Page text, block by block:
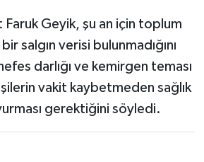
Geyik, şu an için toplum
salgın verisi bulunmadığını
darlığı ve kemirgen teması
vakit kaybetmeden sağlık
gerektiğini söyledi.